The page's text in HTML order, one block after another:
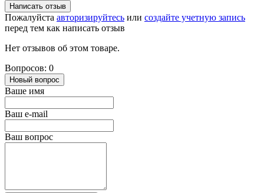
Написать отзыв
Пожалуйста авторизируйтесь или создайте учетную запись
перед тем как написать отзыв
Нет отзывов об этом товаре.
Вопросов: 0
Новый вопрос
Ваше имя
Ваш e-mail
Ваш вопрос